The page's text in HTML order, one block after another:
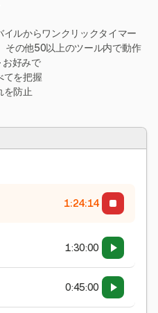
ルからワンクリックタイマー
その他50以上のツール内で動作
好みで
てを把握
を防止
1:24:15
1:30:00
0:45:00